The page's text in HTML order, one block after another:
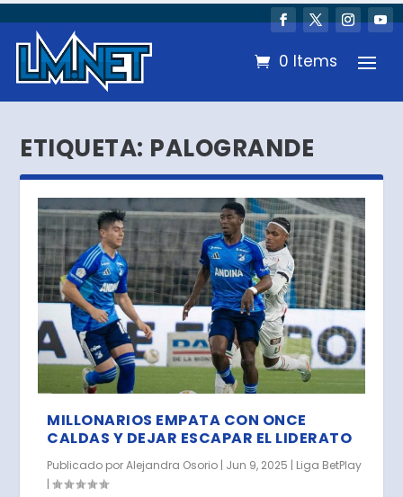
0 Items
ETIQUETA: PALOGRANDE
MILLONARIOS EMPATA CON ONCE
CALDAS Y DEJAR ESCAPAR EL LIDERATO
Publicado porAlejandra Osorio | Jun 9, 2025 | Liga BetPlay
|